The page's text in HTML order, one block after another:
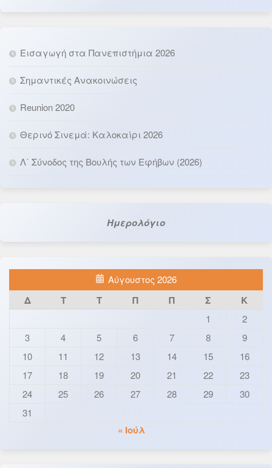
Εισαγωγή στα Πανεπιστήμια 2026
Σημαντικές Ανακοινώσεις
Reunion 2020
Θερινό Σινεμά: Καλοκαίρι 2026
Λ΄ Σύνοδος της Βουλής των Εφήβων (2026)
Ημερολόγιο
Αύγουστος 2026
Δ Τ Τ Π Π Σ Κ
1
2
3
4 5 6 7 8
9
10
11 12 13 14 15
16
17
18 19 20 21 22
23
24
25 26 27 28 29
30
31
« Ιούλ